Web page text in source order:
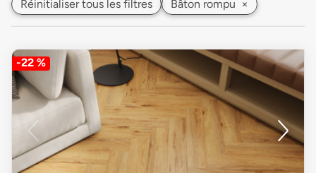
Réinitialiser tous les filtres Bâton rompu ×
-22 %